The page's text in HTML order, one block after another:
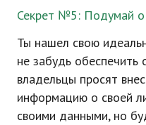
Секрет №5: Подумай о
Ты нашел свою
не забудь обеспечить
владельцы просят
информацию о своей
своими данными, но